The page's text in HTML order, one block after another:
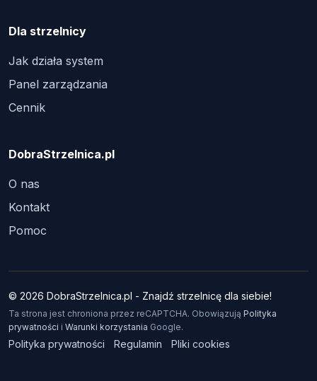
Dla strzelnicy
Jak działa system
Panel zarządzania
Cennik
DobraStrzelnica.pl
O nas
Kontakt
Pomoc
© 2026 DobraStrzelnica.pl - Znajdź strzelnicę dla siebie!
Ta strona jest chroniona przez reCAPTCHA. Obowiązują Polityka
prywatności i Warunki korzystania Google.
Polityka prywatności Regulamin Pliki cookies